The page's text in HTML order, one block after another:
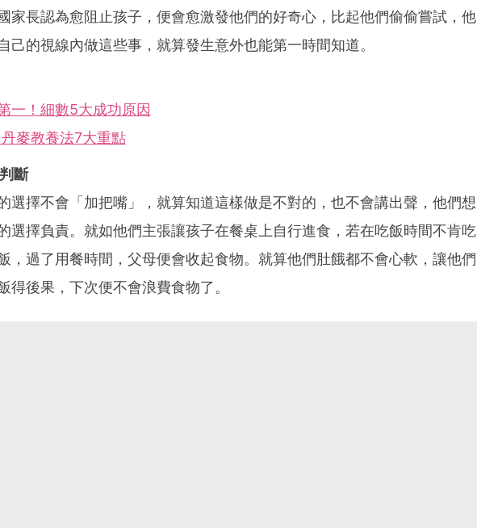
家長認為愈阻止孩子，便會愈激發他們的好奇心，比起他們偷偷嘗試，他
己的視線內做這些事，就算發生意外也能第一時間知道。
一！細數5大成功原因
麥教養法7大重點
斷
選擇不會「加把嘴」，就算知道這樣做是不對的，也不會講出聲，他們想
選擇負責。就如他們主張讓孩子在餐桌上自行進食，若在吃飯時間不肯吃
，過了用餐時間，父母便會收起食物。就算他們肚餓都不會心軟，讓他們
得後果，下次便不會浪費食物了。